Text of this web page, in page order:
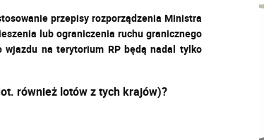
przepisy rozporządzenia Ministra
lub ograniczenia ruchu granicznego
wjazdu na terytorium RP będą nadal tylko
również lotów z tych krajów)?